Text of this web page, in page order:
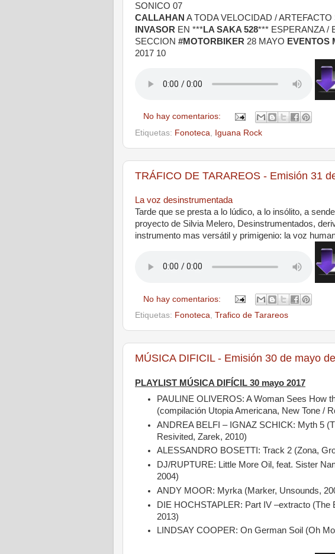
SONICO 07
CALLAHAN A TODA VELOCIDAD /
INVASOR EN ***LA SAKA 528*** ESPERANZA /
SECCION #MOTORBIKER 28 MAYO EVENTOS
2017 10
No hay comentarios:
Etiquetas: Fonoteca Iguana Rock
TRÁFICO DE TARAREOS - Emisión 31
La voz desinstrumentada
Tarde que se presta a lo lúdico, a lo insólito, a
proyecto de Silvia Melero, Desinstrumentados,
instrumento mas versátil y primigenio: la voz
No hay comentarios:
Etiquetas: Fonoteca, Trafico de Tarareos
MÚSICA DIFICIL - Emisión 30 de mayo
PLAYLIST MÚSICA DIFÍCIL 30 mayo 2017
PAULINE OLIVEROS: A Woman Sees How
(compilación Utopia Americana, New Tone /
ANDREA BELFI – IGNAZ SCHICK: Myth 5
Resivited, Zarek, 2010)
ALESSANDRO BOSETTI: Track 2 (Zona,
DJ/RUPTURE: Little More Oil, feat. Sister
2004)
ANDY MOOR: Myrka (Marker, Unsounds,
DIE HOCHSTAPLER: Part IV –extracto
2013)
LINDSAY COOPER: On German Soil (Oh